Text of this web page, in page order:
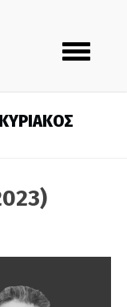
Toggle
navigation
ΚΥΡΙΑΚΟΣ